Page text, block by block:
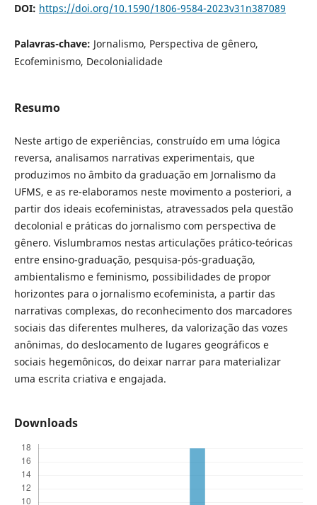
DOI: https://doi.org/10.1590/1806-9584-2023v31n387089
Palavras-chave: Jornalismo, Perspectiva de gênero,
Ecofeminismo, Decolonialidade
Resumo
Neste artigo de experiências, construído em uma lógica
reversa, analisamos narrativas experimentais, que
produzimos no âmbito da graduação em Jornalismo da
UFMS, e as re-elaboramos neste movimento a posteriori, a
partir dos ideais ecofeministas, atravessados pela questão
decolonial e práticas do jornalismo com perspectiva de
gênero. Vislumbramos nestas articulações prático-teóricas
entre ensino-graduação, pesquisa-pós-graduação,
ambientalismo e feminismo, possibilidades de propor
horizontes para o jornalismo ecofeminista, a partir das
narrativas complexas, do reconhecimento dos marcadores
sociais das diferentes mulheres, da valorização das vozes
anônimas, do deslocamento de lugares geográficos e
sociais hegemônicos, do deixar narrar para materializar
uma escrita criativa e engajada.
Downloads